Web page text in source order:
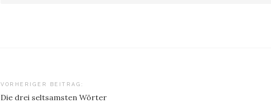
Beitragsnavigation
VORHERIGER BEITRAG:
Die drei seltsamsten Wörter